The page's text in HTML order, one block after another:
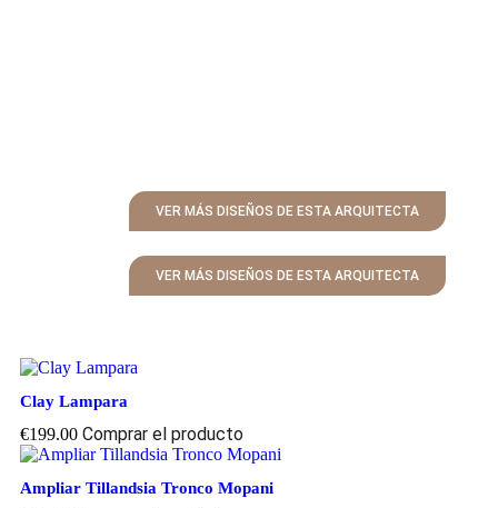
VER MÁS DISEÑOS DE ESTA ARQUITECTA
VER MÁS DISEÑOS DE ESTA ARQUITECTA
Clay Lampara
€199.00 Comprar el producto
Ampliar Tillandsia Tronco Mopani